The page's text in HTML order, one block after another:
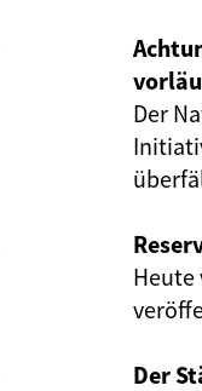
Der
Heute
Der